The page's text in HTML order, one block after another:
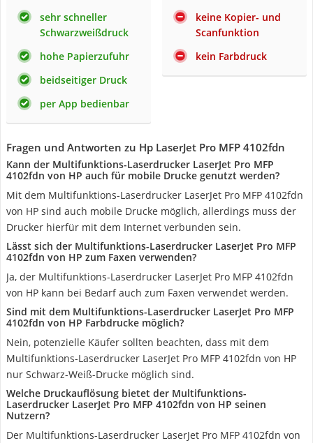
sehr schneller
Schwarzweißdruck
hohe Papierzufuhr
beidseitiger Druck
per App bedienbar
keine Kopier- und
Scanfunktion
kein Farbdruck
Fragen und Antworten zu Hp LaserJet Pro MFP 4102fdn
Kann der Multifunktions-Laserdrucker LaserJet Pro MFP
4102fdn von HP auch für mobile Drucke genutzt werden?
Mit dem Multifunktions-Laserdrucker LaserJet Pro MFP 4102fdn
von HP sind auch mobile Drucke möglich, allerdings muss der
Drucker hierfür mit dem Internet verbunden sein.
Lässt sich der Multifunktions-Laserdrucker LaserJet Pro MFP
4102fdn von HP zum Faxen verwenden?
Ja, der Multifunktions-Laserdrucker LaserJet Pro MFP 4102fdn
von HP kann bei Bedarf auch zum Faxen verwendet werden.
Sind mit dem Multifunktions-Laserdrucker LaserJet Pro MFP
4102fdn von HP Farbdrucke möglich?
Nein, potenzielle Käufer sollten beachten, dass mit dem
Multifunktions-Laserdrucker LaserJet Pro MFP 4102fdn von HP
nur Schwarz-Weiß-Drucke möglich sind.
Welche Druckauflösung bietet der Multifunktions-
Laserdrucker LaserJet Pro MFP 4102fdn von HP seinen
Nutzern?
Der Multifunktions-Laserdrucker LaserJet Pro MFP 4102fdn von